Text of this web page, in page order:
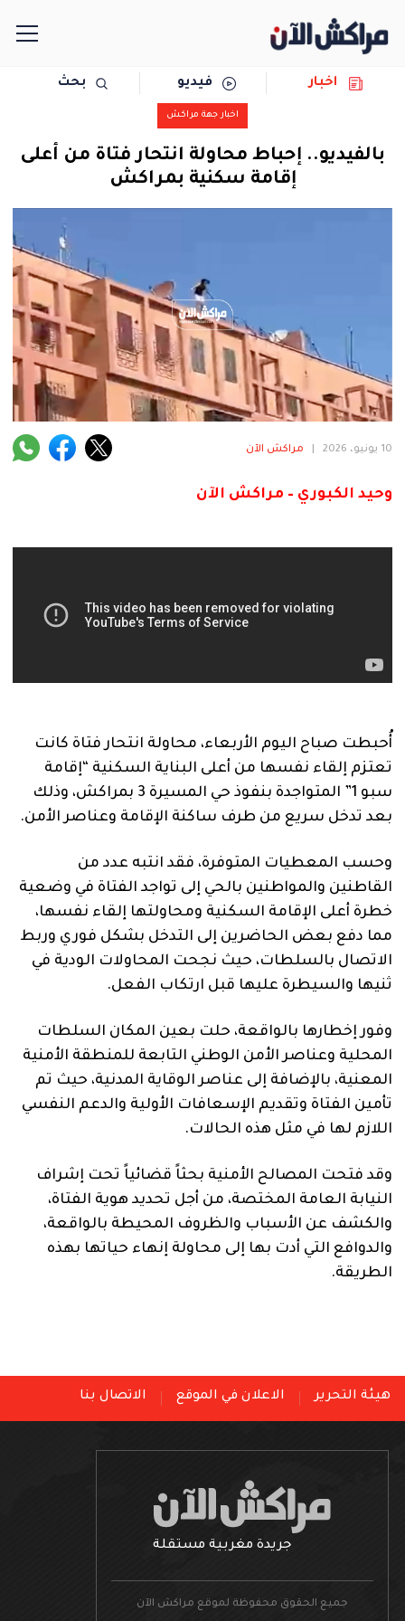
مجتمع
المرأة
فنية
منوعة
آراء
اخبار فيديو بحث
اخبار جهة مراكش
بالفيديو.. إحباط محاولة انتحار فتاة من أعلى
إقامة سكنية بمراكش
10 يونيو، 2026 مراكش الآن
وحيد الكبوري – مراكش الآن
أُحبطت صباح اليوم الأربعاء، محاولة انتحار فتاة كانت
تعتزم إلقاء نفسها من أعلى البناية السكنية “إقامة
سبو 1” المتواجدة بنفوذ حي المسيرة 3 بمراكش، وذلك
بعد تدخل سريع من طرف ساكنة الإقامة وعناصر الأمن.
وحسب المعطيات المتوفرة، فقد انتبه عدد من
القاطنين والمواطنين بالحي إلى تواجد الفتاة في وضعية
خطرة أعلى الإقامة السكنية ومحاولتها إلقاء نفسها،
مما دفع بعض الحاضرين إلى التدخل بشكل فوري وربط
الاتصال بالسلطات، حيث نجحت المحاولات الودية في
ثنيها والسيطرة عليها قبل ارتكاب الفعل.
وفور إخطارها بالواقعة، حلت بعين المكان السلطات
المحلية وعناصر الأمن الوطني التابعة للمنطقة الأمنية
المعنية، بالإضافة إلى عناصر الوقاية المدنية، حيث تم
تأمين الفتاة وتقديم الإسعافات الأولية والدعم النفسي
اللازم لها في مثل هذه الحالات.
وقد فتحت المصالح الأمنية بحثاً قضائياً تحت إشراف
النيابة العامة المختصة، من أجل تحديد هوية الفتاة،
والكشف عن الأسباب والظروف المحيطة بالواقعة،
والدوافع التي أدت بها إلى محاولة إنهاء حياتها بهذه
الطريقة.
هيئة التحرير الاعلان في الموقع الاتصال بنا
جريدة مغربية مستقلة
جميع الحقوق محفوظة لموقع مراكش الآن